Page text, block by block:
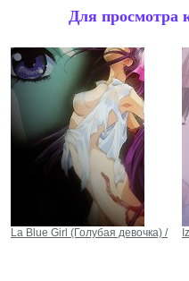
Для просмотра
La Blue Girl (Голубая девочка) /